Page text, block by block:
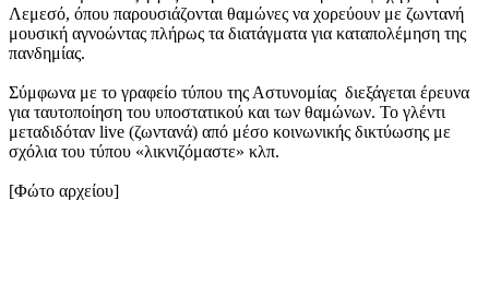
Λεμεσό, όπου παρουσιάζονται θαμώνες να χορεύουν με ζωντανή
μουσική αγνοώντας πλήρως τα διατάγματα για καταπολέμηση της
πανδημίας.
Σύμφωνα με το γραφείο τύπου της Αστυνομίας διεξάγεται έρευνα
για ταυτοποίηση του υποστατικού και των θαμώνων. Το γλέντι
μεταδιδόταν live (ζωντανά) από μέσο κοινωνικής δικτύωσης με
σχόλια του τύπου «λικνιζόμαστε» κλπ.
[Φώτο αρχείου]